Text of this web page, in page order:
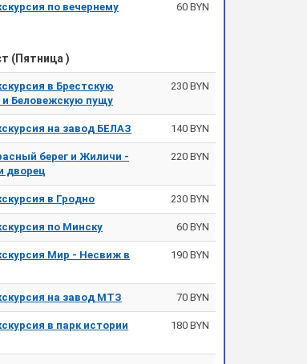
по вечернему
60 BYN
(Пятница )
в Брестскую
и Беловежскую пущу
230 BYN
на завод БЕЛАЗ 140 BYN
берег и Жиличи -
дворец
220 BYN
в Гродно 230 BYN
по Минску 60 BYN
Мир - Несвиж в
190 BYN
на завод МТЗ 70 BYN
в парк истории
180 BYN